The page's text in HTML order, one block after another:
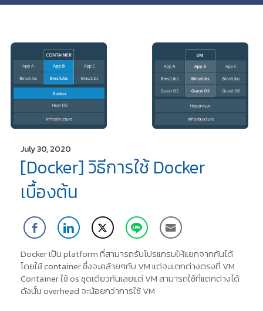
July 30, 2020
[Docker] วิธีการใช้ Docker
เบื้องต้น
Docker เป็น platform ที่สามารถรันโปรแกรมให้แยกจากกันได้
โดยใช้ container ซึ่งจะคล้ายๆกับ VM แต่จะแตกต่างตรงที่ VM
Container ใช้ os ชุดเดียวกันเลยแต่ VM สามารถใช้ที่แตกต่างได้
ดังนั้น overhead จะน้อยกว่าการใช้ VM